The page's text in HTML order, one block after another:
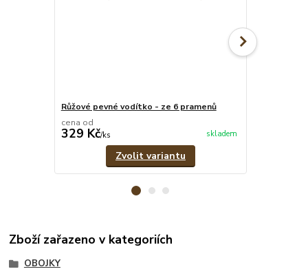
Růžové pevné vodítko - ze 6 pramenů
cena od
329 Kč/ks skladem
Zvolit variantu
Zboží zařazeno v kategoriích
OBOJKY